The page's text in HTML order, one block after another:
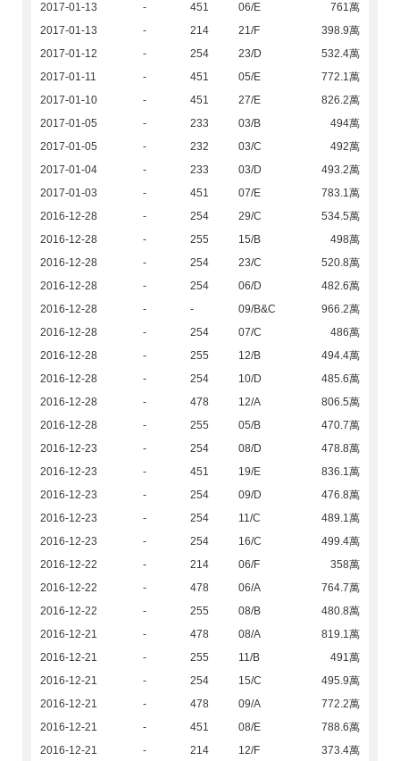
2017-01-13
- 451 06/E
761萬
2017-01-13
- 214 21/F
398.9萬
2017-01-12
- 254 23/D
532.4萬
2017-01-11
- 451 05/E
772.1萬
2017-01-10
- 451 27/E
826.2萬
2017-01-05
- 233 03/B
494萬
2017-01-05
- 232 03/C
492萬
2017-01-04
- 233 03/D
493.2萬
2017-01-03
- 451 07/E
783.1萬
2016-12-28
- 254 29/C
534.5萬
2016-12-28
- 255 15/B
498萬
2016-12-28
- 254 23/C
520.8萬
2016-12-28
- 254 06/D
482.6萬
2016-12-28
- - 09/B&C
966.2萬
2016-12-28
- 254 07/C
486萬
2016-12-28
- 255 12/B
494.4萬
2016-12-28
- 254 10/D
485.6萬
2016-12-28
- 478 12/A
806.5萬
2016-12-28
- 255 05/B
470.7萬
2016-12-23
- 254 08/D
478.8萬
2016-12-23
- 451 19/E
836.1萬
2016-12-23
- 254 09/D
476.8萬
2016-12-23
- 254 11/C
489.1萬
2016-12-23
- 254 16/C
499.4萬
2016-12-22
- 214 06/F
358萬
2016-12-22
- 478 06/A
764.7萬
2016-12-22
- 255 08/B
480.8萬
2016-12-21
- 478 08/A
819.1萬
2016-12-21
- 255 11/B
491萬
2016-12-21
- 254 15/C
495.9萬
2016-12-21
- 478 09/A
772.2萬
2016-12-21
- 451 08/E
788.6萬
2016-12-21
- 214 12/F
373.4萬